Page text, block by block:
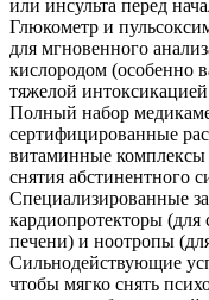
или инсульта перед
Глюкометр и
для мгновенного
кислородом (особенно
тяжелой интоксикацией
Полный набор
сертифицированные
витаминные комплексы
снятия абстинентного
Специализированные
кардиопротекторы (для
печени) и ноотропы
Сильнодействующие
чтобы мягко снять